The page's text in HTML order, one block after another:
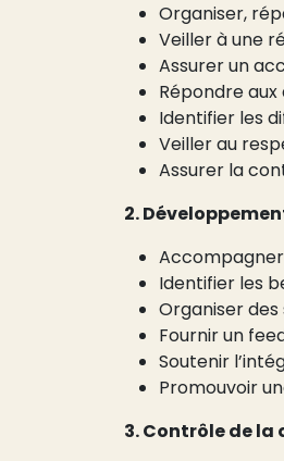
Organiser,
Veiller à une
Assurer un
Répondre
Identifier les
Veiller au
Assurer la
2.
Identifier les
Organiser
Fournir un
Soutenir
Promouvoir
3. Contrôle de